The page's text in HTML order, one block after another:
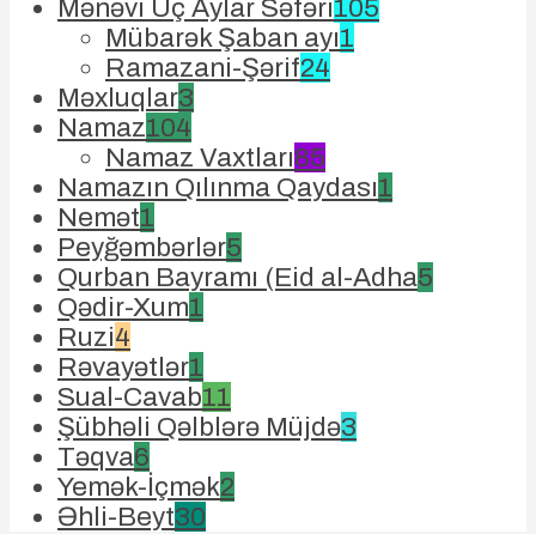
Mənəvi Üç Aylar Səfəri105
Mübarək Şaban ayı1
Ramazani-Şərif24
Məxluqlar3
Namaz104
Namaz Vaxtları85
Namazın Qılınma Qaydası1
Nemət1
Peyğəmbərlər5
Qurban Bayramı (Eid al-Adha5
Qədir-Xum1
Ruzi4
Rəvayətlər1
Sual-Cavab11
Şübhəli Qəlblərə Müjdə3
Təqva6
Yemək-İçmək2
Əhli-Beyt30